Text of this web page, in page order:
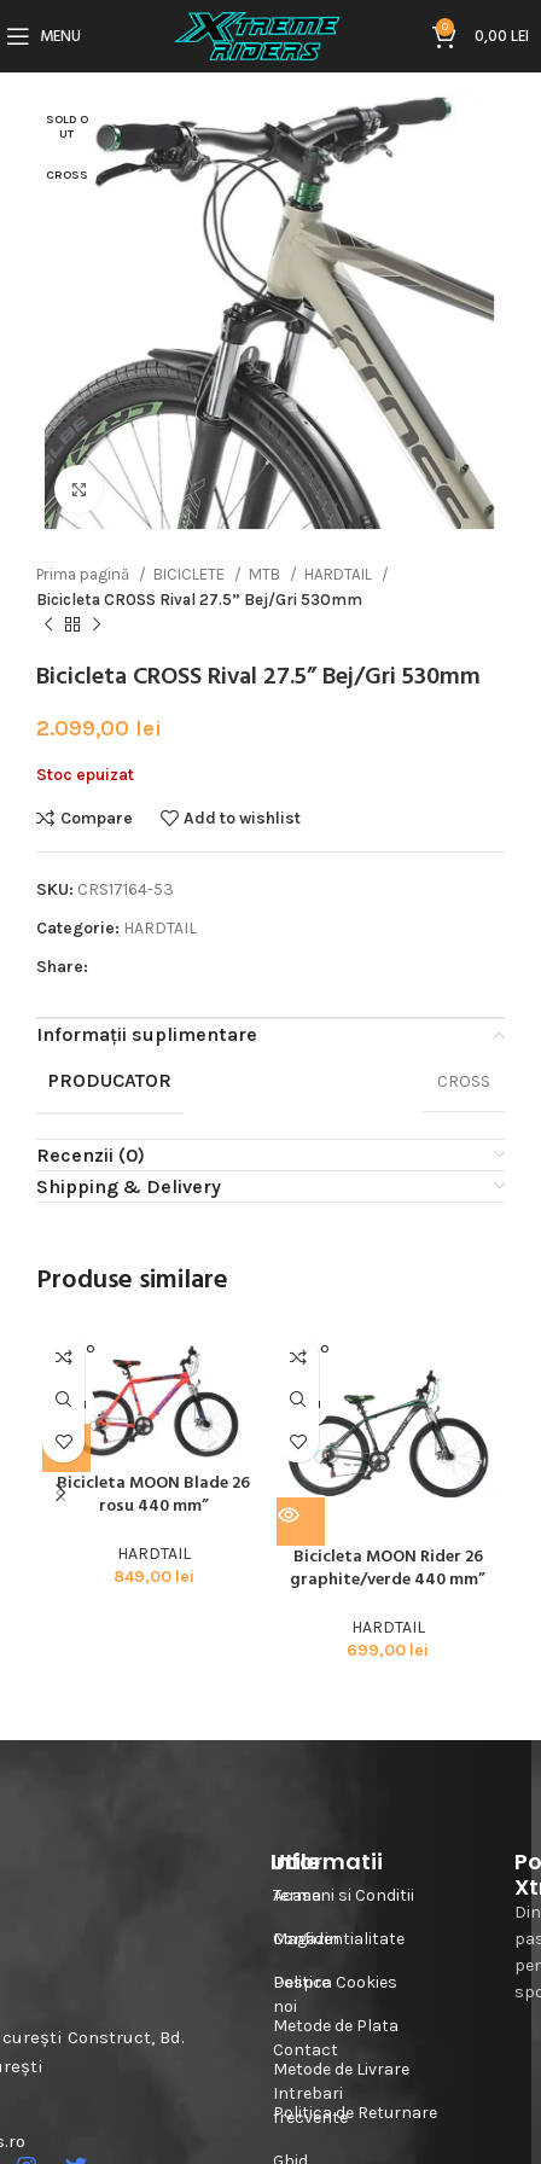
MENU 0 0,00LEI
SOLD O
UT
CROSS
Click to enlarge
Prima pagină BICICLETE MTB
HARDTAIL
Bicicleta CROSS Rival 27.5” Bej/Gri 530mm
Bicicleta CROSS Rival 27.5” Bej/Gri 530mm
2.099,00 lei
Stoc epuizat
Compare Add to wishlist
SKU: CRS17164-53
Categorie: HARDTAIL
Share:
Informații suplimentare
PRODUCATOR
CROSS
Recenzii (0)
Shipping & Delivery
Produse similare
SOLD O
UT
MOON
Bicicleta MOON Blade 26
rosu 440 mm”
HARDTAIL
849,00 lei
SOLD O
UT
MOON
Bicicleta MOON Rider 26
graphite/verde 440 mm”
HARDTAIL
699,00 lei
Construct, Bd.
Informatii
Acasa
Magazin
Despre
noi
Contact
Intrebari
frecvente
Utile
Termeni si Conditii
Confidentialitate
Politica Cookies
Metode de Plata
Metode de Livrare
Politica de Returnare
Din